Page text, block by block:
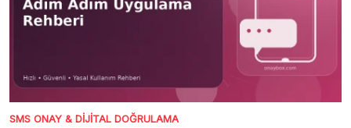
SMS ONAY & DIJITAL DOĞRULAMA